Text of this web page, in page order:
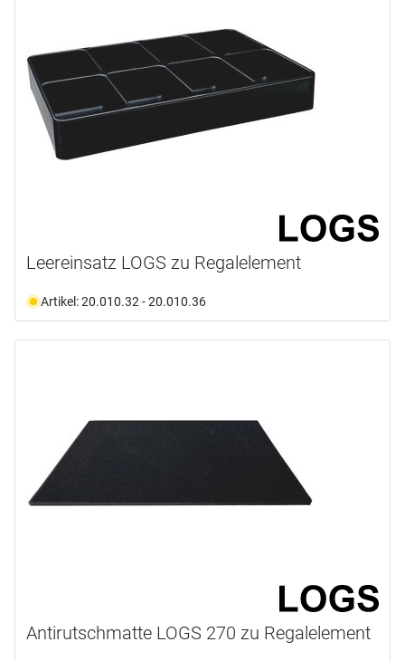
Leereinsatz LOGS zu Regalelement
Artikel: 20.010.32 - 20.010.36
Antirutschmatte LOGS 270 zu Regalelement